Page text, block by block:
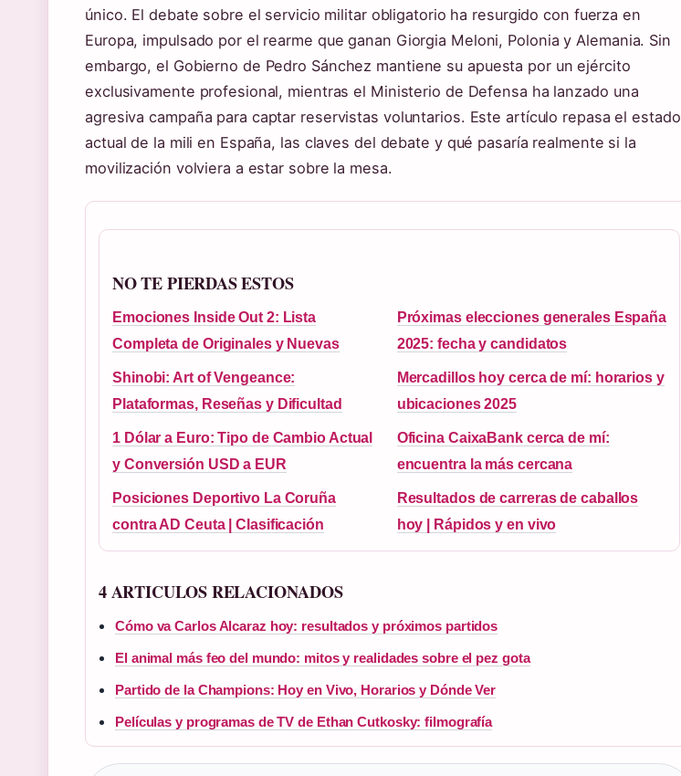
único. El debate sobre el servicio militar obligatorio ha resurgido con fuerza en
Europa, impulsado por el rearme que ganan Giorgia Meloni, Polonia y Alemania. Sin
embargo, el Gobierno de Pedro Sánchez mantiene su apuesta por un ejército
exclusivamente profesional, mientras el Ministerio de Defensa ha lanzado una
agresiva campaña para captar reservistas voluntarios. Este artículo repasa el estado
actual de la mili en España, las claves del debate y qué pasaría realmente si la
movilización volviera a estar sobre la mesa.
NO TE PIERDAS ESTOS
Emociones Inside Out 2: Lista
Completa de Originales y Nuevas
Próximas elecciones generales España
2025: fecha y candidatos
Shinobi: Art of Vengeance:
Plataformas, Reseñas y Dificultad
Mercadillos hoy cerca de mí: horarios y
ubicaciones 2025
1 Dólar a Euro: Tipo de Cambio Actual
y Conversión USD a EUR
Oficina CaixaBank cerca de mí:
encuentra la más cercana
Posiciones Deportivo La Coruña
contra AD Ceuta | Clasificación
Resultados de carreras de caballos
hoy | Rápidos y en vivo
4 ARTICULOS RELACIONADOS
Cómo va Carlos Alcaraz hoy: resultados y próximos partidos
El animal más feo del mundo: mitos y realidades sobre el pez gota
Partido de la Champions: Hoy en Vivo, Horarios y Dónde Ver
Películas y programas de TV de Ethan Cutkosky: filmografía